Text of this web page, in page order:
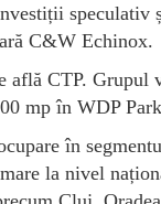
C&W Echinox.
CTP. Grupul
mp în WDP
în
la nivel